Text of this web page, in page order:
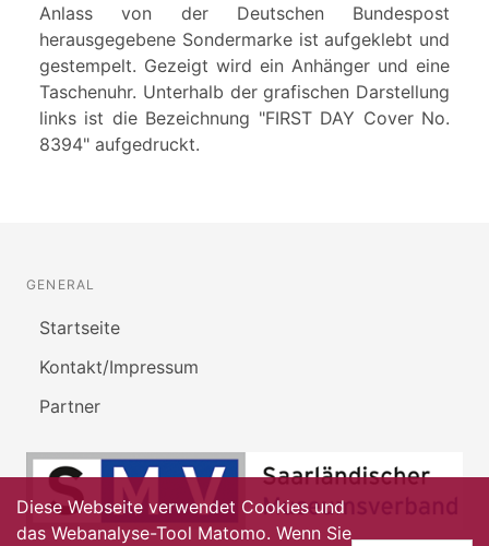
Anlass von der Deutschen Bundespost
herausgegebene Sondermarke ist aufgeklebt und
gestempelt. Gezeigt wird ein Anhänger und eine
Taschenuhr. Unterhalb der grafischen Darstellung
links ist die Bezeichnung "FIRST DAY Cover No.
8394" aufgedruckt.
GENERAL
Startseite
Kontakt/Impressum
Partner
Diese Webseite verwendet Cookies und
das Webanalyse-Tool Matomo. Wenn Sie